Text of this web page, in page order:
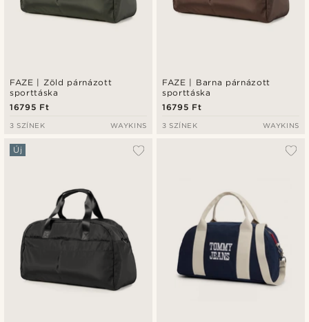
FAZE | Zöld párnázott
sporttáska
16795 Ft
3 SZÍNEK WAYKINS
FAZE | Barna párnázott
sporttáska
16795 Ft
3 SZÍNEK WAYKINS
Új